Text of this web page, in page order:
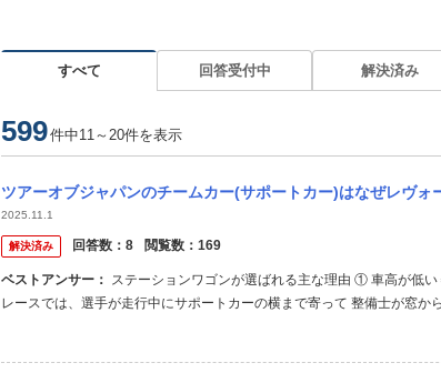
すべて 回答受付中 解決済み
599件中11～20件を表示
ツアーオブジャパンのチームカー(サポートカー)はなぜレヴォーグ(ステーションワゴン)ばかりなのでしょうか？ 単にスバルが
2025.11.1
解決済み 回答数： 8 閲覧数： 169
ベストアンサー：
レースでは、選手が走行中にサポートカーの横まで寄って 整備士が窓か
とがあります。 SUVのように車高が高いと、整備士が選手に手を届か